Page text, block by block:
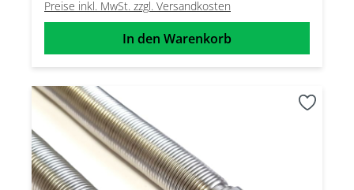
Preise inkl. MwSt. zzgl. Versandkosten
In den Warenkorb